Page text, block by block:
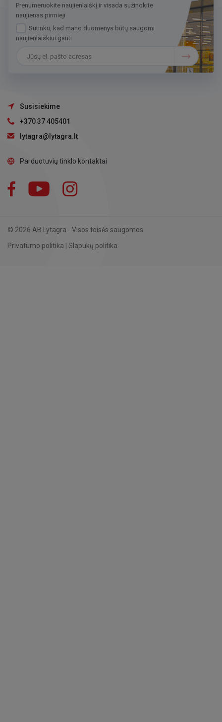
Prenumeruokite naujienlaiškį ir visada sužinokite
naujienas pirmieji.
Sutinku, kad mano duomenys būtų saugomi
naujienlaiškiui gauti
Susisiekime
+370 37 405401
lytagra@lytagra.lt
Parduotuvių tinklo kontaktai
Facebook YouTube
© 2026 AB Lytagra - Visos teisės saugomos
Privatumo politika
Slapukų politika